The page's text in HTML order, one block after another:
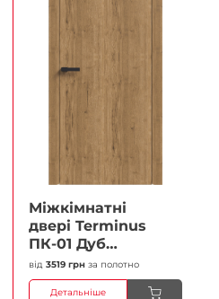
Міжкімнатні
двері Terminus
ПК-01 Дуб
античний Глухі
Плівка
від 3519 грн за полотно
Детальніше